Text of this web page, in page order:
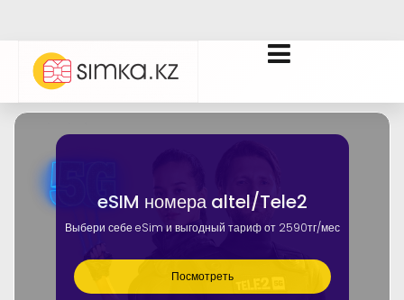
eSIM номера altel/Tele2
Выбери себе eSim и выгодный тариф от 2590тг/мес
Посмотреть